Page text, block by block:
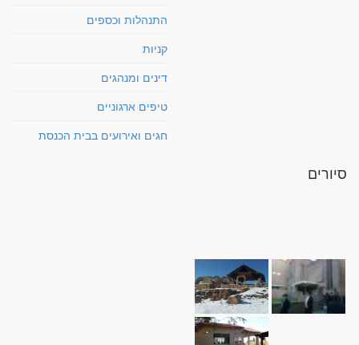
התנהלות וכספים
קניות
דינים ומנהגים
טיפים ארגוניים
חגים ואירועים בבית הכנסת
סיורים